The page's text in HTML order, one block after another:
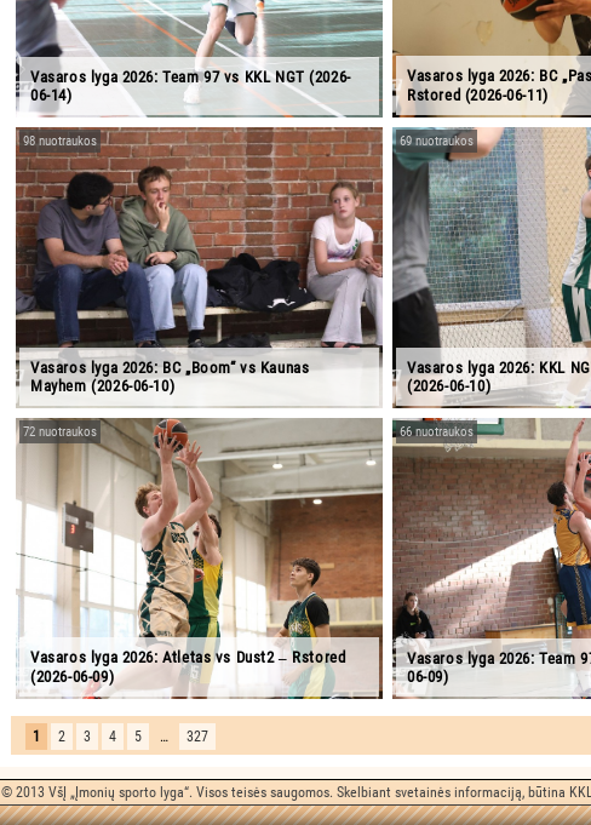
Vasaros lyga 2026: Team 97 vs KKL NGT (2026-
06-14)
Vasaros lyga 2026: BC
Rstored (2026-06-11)
Vasaros lyga 2026: BC „Boom“ vs Kaunas
Mayhem (2026-06-10)
98 nuotraukos
Vasaros lyga 2026: KKL
(2026-06-10)
69 nuotraukos
Vasaros lyga 2026: Atletas vs Dust2 ‒ Rstored
(2026-06-09)
72 nuotraukos
Vasaros lyga 2026: Team
06-09)
66 nuotraukos
1 2 3 4 5 … 327
© 2013 VšĮ „Įmonių sporto lyga“. Visos teisės saugomos. Skelbiant svetainės informaciją, būtina